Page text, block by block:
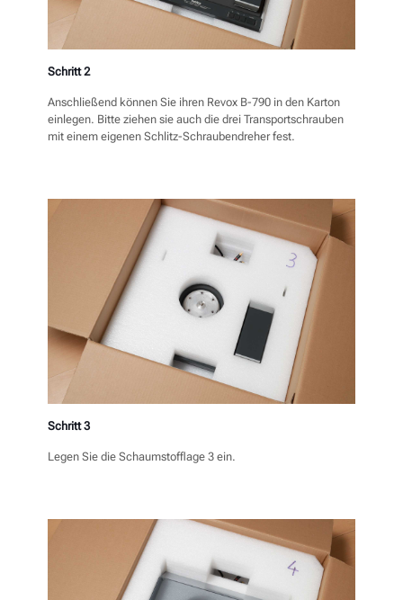
Schritt 2
Anschließend können Sie ihren Revox B-790 in den Karton
einlegen. Bitte ziehen sie auch die drei Transportschrauben
mit einem eigenen Schlitz-Schraubendreher fest.
Schritt 3
Legen Sie die Schaumstofflage 3 ein.